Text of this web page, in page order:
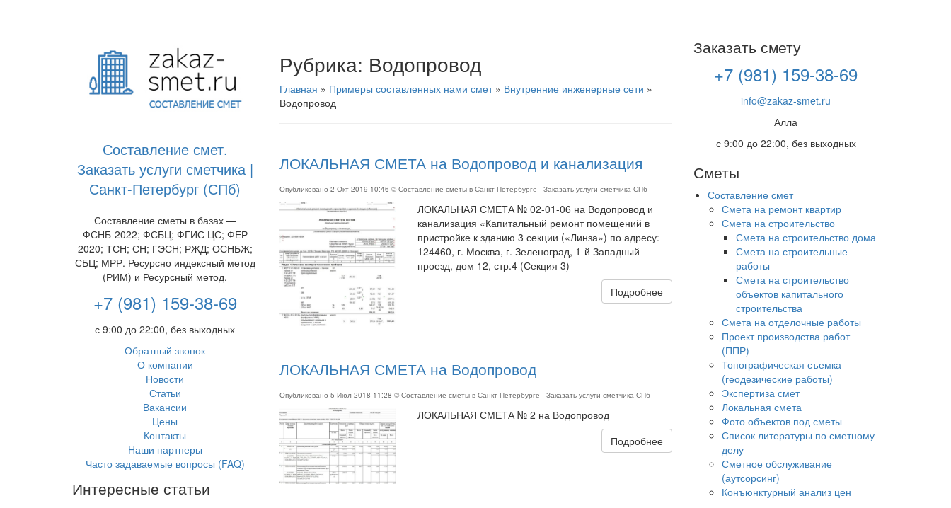
Составление смет.
Заказать услуги сметчика |
Санкт-Петербург (СПб)
Составление сметы в базах —
ФСНБ-2022; ФСБЦ; ФГИС ЦС; ФЕР
2020; ТСН; СН; ГЭСН; РЖД; ОСНБЖ;
СБЦ; МРР. Ресурсно индексный метод
(РИМ) и Ресурсный метод.
+7 (981) 159-38-69
с 9:00 до 22:00, без выходных
Обратный звонок
О компании
Новости
Статьи
Вакансии
Цены
Контакты
Наши партнеры
Часто задаваемые вопросы (FAQ)
Интересные статьи
Рубрика: Водопровод
Главная » Примеры составленных нами смет» Внутренние инженерные сети »
Водопровод
ЛОКАЛЬНАЯ СМЕТА на Водопровод и канализация
Опубликовано 2 Окт 2019 10:46 © Составление сметы в Санкт-Петербурге - Заказать услуги сметчика СПб
ЛОКАЛЬНАЯ СМЕТА № 02-01-06 на Водопровод и
канализация «Капитальный ремонт помещений в
пристройке к зданию 3 секции («Линза») по адресу:
124460, г. Москва, г. Зеленоград, 1-й Западный
проезд, дом 12, стр.4 (Секция 3)
Подробнее
ЛОКАЛЬНАЯ СМЕТА на Водопровод
Опубликовано 5 Июл 2018 11:28 © Составление сметы в Санкт-Петербурге - Заказать услуги сметчика СПб
ЛОКАЛЬНАЯ СМЕТА № 2 на Водопровод
Подробнее
Заказать смету
+7 (981) 159-38-69
info@zakaz-smet.ru
Алла
с 9:00 до 22:00, без выходных
Сметы
Составление смет
Смета на ремонт квартир
Смета на строительство
Смета на строительство дома
Смета на строительные
работы
Смета на строительство
объектов капитального
строительства
Смета на отделочные работы
Проект производства работ
(ППР)
Топографическая съемка
(геодезические работы)
Экспертиза смет
Локальная смета
Фото объектов под сметы
Список литературы по сметному
делу
Сметное обслуживание
(аутсорсинг)
Конъюнктурный анализ цен